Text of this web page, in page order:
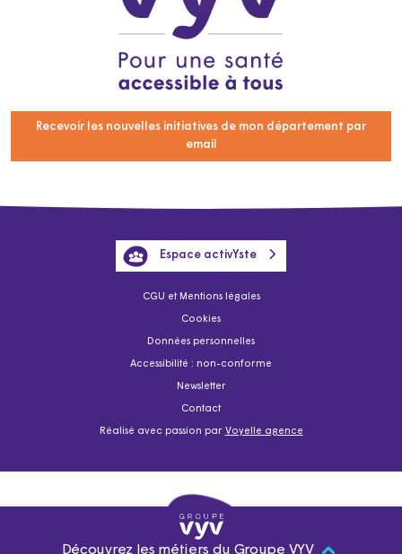
Recevoir les nouvelles initiatives de mon département par
email
CGU et Mentions légales
Cookies
Données personnelles
Accessibilité : non-conforme
Newsletter
Contact
Réalisé avec passion par Voyelle agence
Espace activYste
Découvrez les métiers du Groupe VYV